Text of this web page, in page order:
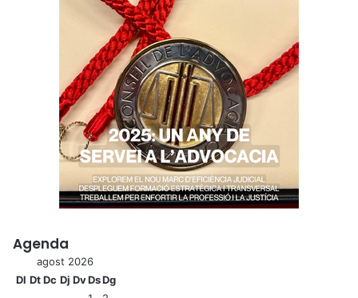
Agenda
agost 2026
Dl DtDc Dj DvDsDg